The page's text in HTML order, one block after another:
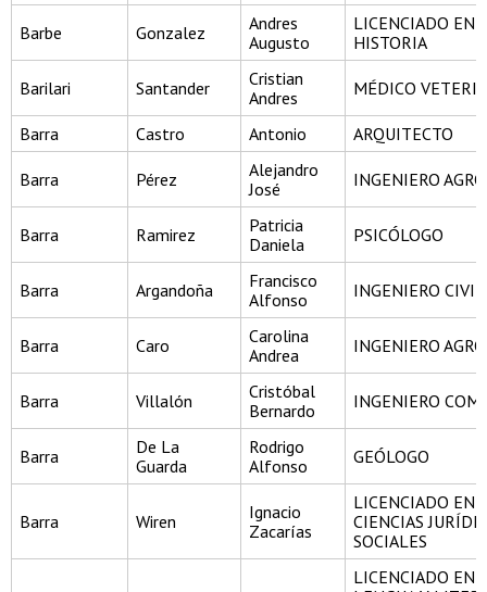
Barbe Gonzalez
Andres
Augusto
LICENCIADO EN
HISTORIA
Barilari Santander
Cristian
Andres
MÉDICO
Barra Castro Antonio ARQUITECTO
Barra Pérez
Alejandro
José
INGENIERO
Barra Ramirez
Patricia
Daniela
PSICÓLOGO
Barra Argandoña
Francisco
Alfonso
INGENIERO CIVIL
Barra Caro
Carolina
Andrea
INGENIERO
Barra Villalón
Cristóbal
Bernardo
INGENIERO
Barra
De La
Guarda
Rodrigo
Alfonso
GEÓLOGO
Barra Wiren
Ignacio
Zacarías
LICENCIADO EN
CIENCIAS
SOCIALES
LICENCIADO EN